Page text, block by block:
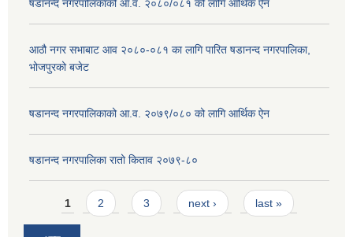
षडानन्द नगरपालिकाको आ.व. २०८०/०८१ को लागि आर्थिक ऐन
आठौ नगर सभाबाट आव २०८०-०८१ का लागि पारित षडानन्द नगरपालिका,
भोजपुरको बजेट
षडानन्द नगरपालिकाको आ.व. २०७९/०८० को लागि आर्थिक ऐन
षडानन्द नगरपालिका रातो किताव २०७९-८०
Pages
1 2 3 next › last »